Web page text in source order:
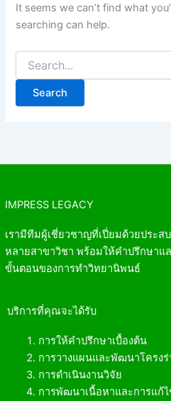
It seems we can’t find what
searching can help.
IMPRESS LEGACY
เรามีทีมผู้เชี่ยวชาญที่เปี่ยมด้วยประ
หลายสาขาวิชา พร้อมให้คำปรึกษา
ขั้นตอนของการทำวิทยานิพนธ์
บริการที่คุณจะได้รับ
การให้คำปรึกษาเบื้องต้น
การวางแผนและพัฒนาโครงร่
การดำเนินงานวิจัย
การพัฒนาเนื้อหาและการแก้